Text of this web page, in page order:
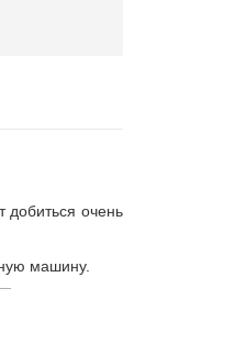
очень
машину.